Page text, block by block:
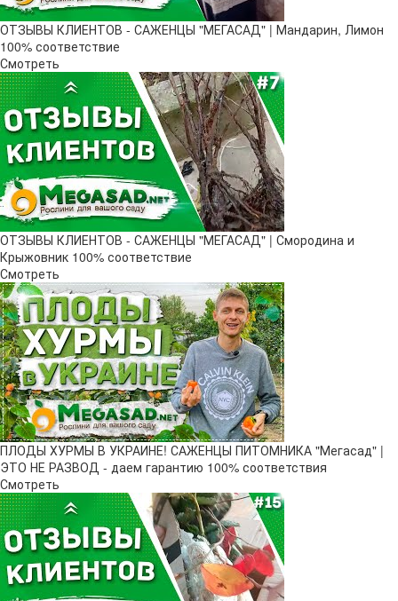
ОТЗЫВЫ КЛИЕНТОВ - САЖЕНЦЫ "МЕГАСАД" | Мандарин, Лимон
100% соответствие
Смотреть
ОТЗЫВЫ КЛИЕНТОВ - САЖЕНЦЫ "МЕГАСАД" | Смородина и
Крыжовник 100% соответствие
Смотреть
ПЛОДЫ ХУРМЫ В УКРАИНЕ! САЖЕНЦЫ ПИТОМНИКА "Мегасад" |
ЭТО НЕ РАЗВОД - даем гарантию 100% соответствия
Смотреть